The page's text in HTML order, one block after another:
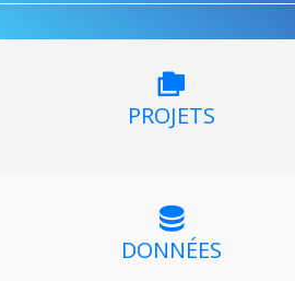
PROJETS
DONNÉES